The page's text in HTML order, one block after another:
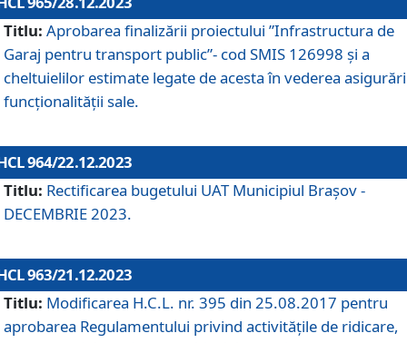
Titlu: Aprobarea finalizării proiectului ”Infrastructura de
Garaj pentru transport public”- cod SMIS 126998 și a
cheltuielilor estimate legate de acesta în vederea
funcționalității sale.
964/22.12.2023
Titlu: Rectificarea bugetului UAT Municipiul Braşov -
DECEMBRIE 2023.
963/21.12.2023
Titlu: Modificarea H.C.L. nr. 395 din 25.08.2017 pentru
aprobarea Regulamentului privind activitățile de ridicare,